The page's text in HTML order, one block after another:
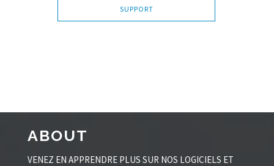
SUPPORT
ABOUT
VENEZ EN APPRENDRE PLUS SUR NOS LOGICIELS ET